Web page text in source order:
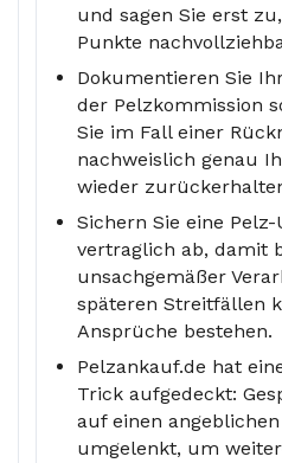
und sagen Sie erst
Punkte
Dokumentieren Sie
der Pelzkommission
Sie im Fall einer
nachweislich genau
wieder
Sichern Sie eine
vertraglich ab, damit
unsachgemäßer
späteren Streitfällen
Ansprüche bestehen.
Pelzankauf.de hat
Trick aufgedeckt:
auf einen
umgelenkt, um